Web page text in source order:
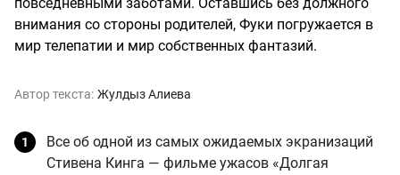
повседневными заботами. Оставшись без должного
внимания со стороны родителей, Фуки погружается в
мир телепатии и мир собственных фантазий.
Автор текста: Жулдыз Алиева
Все об одной из самых ожидаемых экранизаций
Стивена Кинга — фильме ужасов «Долгая